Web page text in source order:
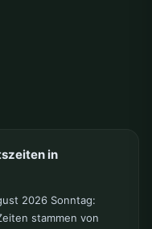
in
2026 Sonntag:
stammen von